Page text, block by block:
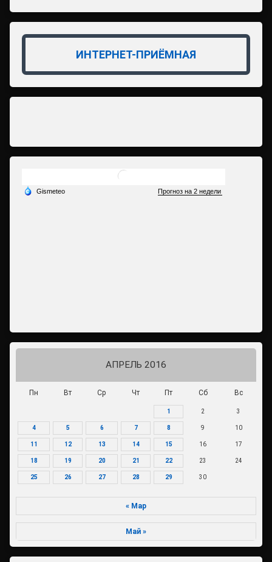
ИНТЕРНЕТ-ПРИЁМНАЯ
АПРЕЛЬ 2016
Пн Вт Ср Чт Пт Сб Вс
1 2 3
4 5 6 7 8 9 10
11 12 13 14 15 16 17
18 19 20 21 22 23 24
25 26 27 28 29 30
« Мар
Май »